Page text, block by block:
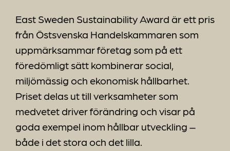
East Sweden Sustainability Award är ett pris
från Östsvenska Handelskammaren som
uppmärksammar företag som på ett
föredömligt sätt kombinerar social,
miljömässig och ekonomisk hållbarhet.
Priset delas ut till verksamheter som
medvetet driver förändring och visar på
goda exempel inom hållbar utveckling –
både i det stora och det lilla.